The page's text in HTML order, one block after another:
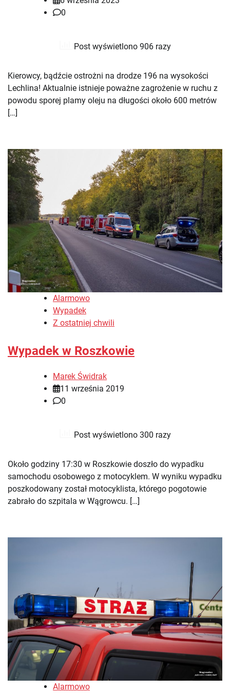
0
Post wyświetlono 906 razy
Kierowcy, bądźcie ostrożni na drodze 196 na wysokości
Lechlina! Aktualnie istnieje poważne zagrożenie w ruchu z
powodu sporej plamy oleju na długości około 600 metrów
[…]
Alarmowo
Wypadek
Z ostatniej chwili
Wypadek w Roszkowie
Marek Świdrak
11 września 2019
0
Post wyświetlono 300 razy
Około godziny 17:30 w Roszkowie doszło do wypadku
samochodu osobowego z motocyklem. W wyniku wypadku
poszkodowany został motocyklista, którego pogotowie
zabrało do szpitala w Wągrowcu. […]
Alarmowo